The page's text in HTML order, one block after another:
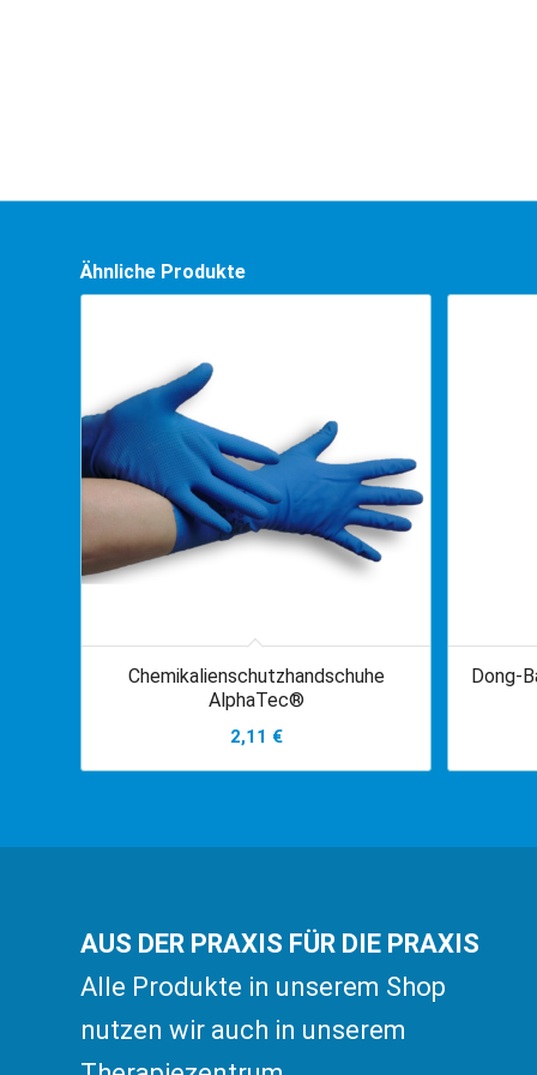
Ähnliche Produkte
Chemikalienschutzhandschuhe
AlphaTec®
2,11 €
Dong-
AUS DER PRAXIS FÜR DIE PRAXIS
Alle Produkte in unserem Shop
nutzen wir auch in unserem